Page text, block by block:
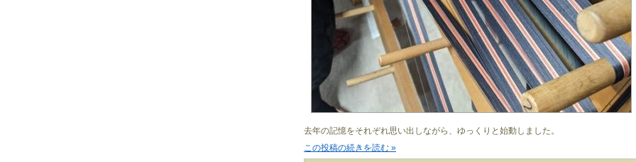
去年の記憶をそれぞれ思い出しながら、ゆっくりと始動しました。
この投稿の続きを読む »